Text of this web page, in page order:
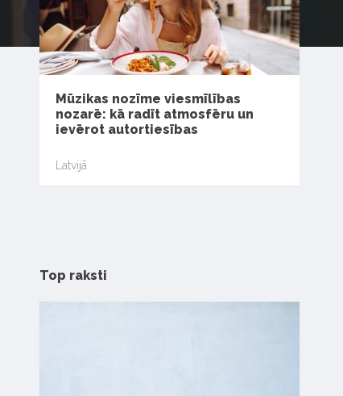
Mūzikas nozīme viesmīlības
nozarē: kā radīt atmosfēru un
ievērot autortiesības
Latvijā
Top raksti